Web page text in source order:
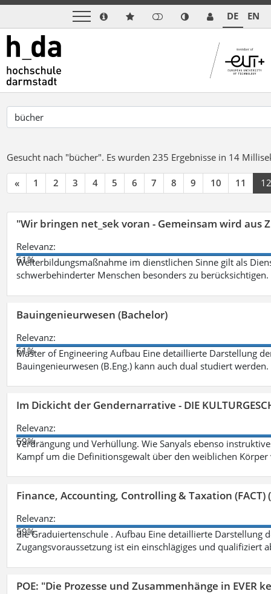
DE EN
Gesucht nach "bücher". Es wurden 235 Ergebnisse in 14
« 1 2 3 4 5 6 7 8 9 10 11 12
"Wir bringen net_sek voran - Gemeinsam wird aus
Relevanz:
61%
Weiterbildungsmaßnahme im dienstlichen Sinne gilt als
schwerbehinderter Menschen besonders zu berücksichtigen.
Bauingenieurwesen (Bachelor)
Relevanz:
61%
Master of Engineering Aufbau Eine detaillierte Darstellung
Bauingenieurwesen (B.Eng.) kann auch dual studiert
Im Dickicht der Gendernarrative - DIE
Relevanz:
59%
Verdrängung und Verhüllung. Wie Sanyals ebenso
Kampf um die Definitionsgewalt über den weiblichen
Finance, Accounting, Controlling & Taxation (FACT)
Relevanz:
59%
die Graduiertenschule . Aufbau Eine detaillierte Darstellung
Zugangsvoraussetzung ist ein einschlägiges und qualifiziert
POE: "Die Prozesse und Zusammenhänge in EVER